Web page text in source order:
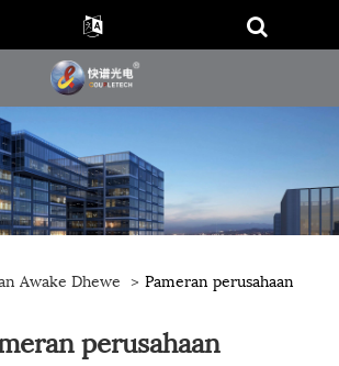
Awake Dhewe > Pameran perusahaan
perusahaan